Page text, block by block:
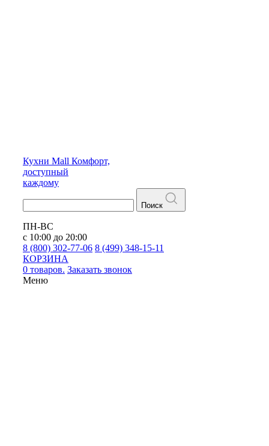
Кухни Mall Комфорт,
доступный
каждому
Поиск
ПН-ВС
с 10:00 до 20:00
8 (800) 302-77-06 8 (499) 348-15-11
КОРЗИНА
0 товаров. Заказать звонок
Меню